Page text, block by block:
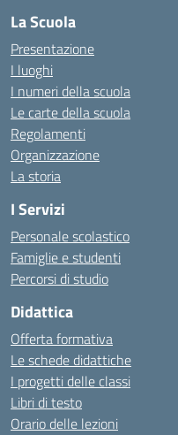
La Scuola
Presentazione
I luoghi
I numeri della scuola
Le carte della scuola
Regolamenti
Organizzazione
La storia
I Servizi
Personale scolastico
Famiglie e studenti
Percorsi di studio
Didattica
Offerta formativa
Le schede didattiche
I progetti delle classi
Libri di testo
Orario delle lezioni